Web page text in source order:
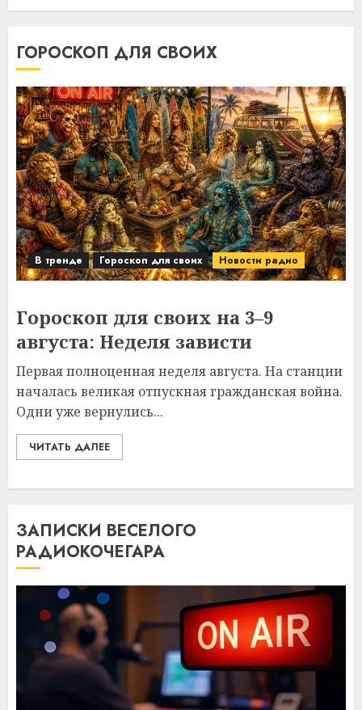
ГОРОСКОП ДЛЯ СВОИХ
В тренде Гороскоп для своих Новости радио
Гороскоп для своих на 3–9
августа: Неделя зависти
Первая полноценная неделя августа. На станции
началась великая отпускная гражданская война.
Одни уже вернулись...
ЧИТАТЬ ДАЛЕЕ
ЗАПИСКИ ВЕСЕЛОГО
РАДИОКОЧЕГАРА